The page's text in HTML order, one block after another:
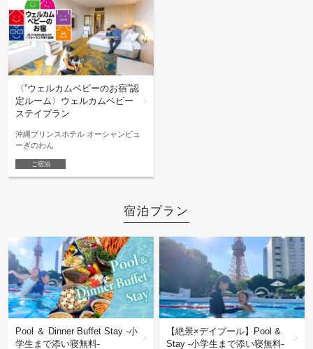
〈”ウェルカムベビーのお宿”認
定ルーム〉ウェルカムベビー
ステイプラン
沖縄プリンスホテル オーシャンビュ
ーぎのわん
ご宿泊
宿泊プラン
Pool ＆ Dinner Buffet Stay -小
学生まで添い寝無料-
【絶景×デイプール】Pool &
Stay -小学生まで添い寝無料-